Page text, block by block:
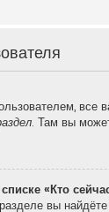
. Там вы
«Кто
вы